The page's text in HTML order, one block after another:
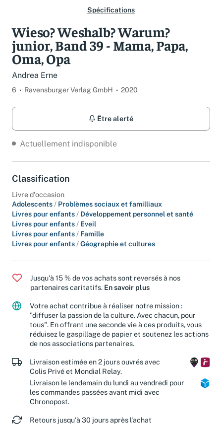
Spécifications
Wieso? Weshalb? Warum?
junior, Band 39 - Mama, Papa,
Oma, Opa
Andrea Erne
6 Ravensburger Verlag GmbH 2020
Être alerté
Actuellement indisponible
Classification
Livre d'occasion
Adolescents/ Problèmes sociaux et familliaux
Livres pour enfants/ Développement personnel et santé
Livres pour enfants/ Eveil
Livres pour enfants/ Famille
Livres pour enfants/Géographie et cultures
Jusqu'à 15 % de vos achats sont reversés à nos
partenaires caritatifs. En savoir plus
Votre achat contribue à réaliser notre mission :
"diffuser la passion de la culture. Avec chacun, pour
tous". En offrant une seconde vie à ces produits, vous
réduisez le gaspillage de papier et soutenez les actions
de nos associations partenaires.
Livraison estimée en 2 jours ouvrés avec
Colis Privé et Mondial Relay.
Livraison le lendemain du lundi au vendredi pour
les commandes passées avant midi avec
Chronopost.
Retours jusqu'à 30 jours après l'achat